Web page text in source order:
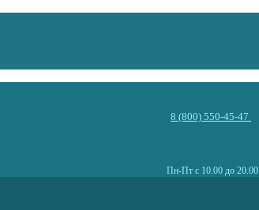
8 (800) 550-45-47
Пн-Пт с 10.00 до 20.00